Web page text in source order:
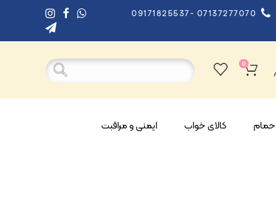
09171825537- 07137277070
0
حمام کالای خواب ایمنی و مراقبت